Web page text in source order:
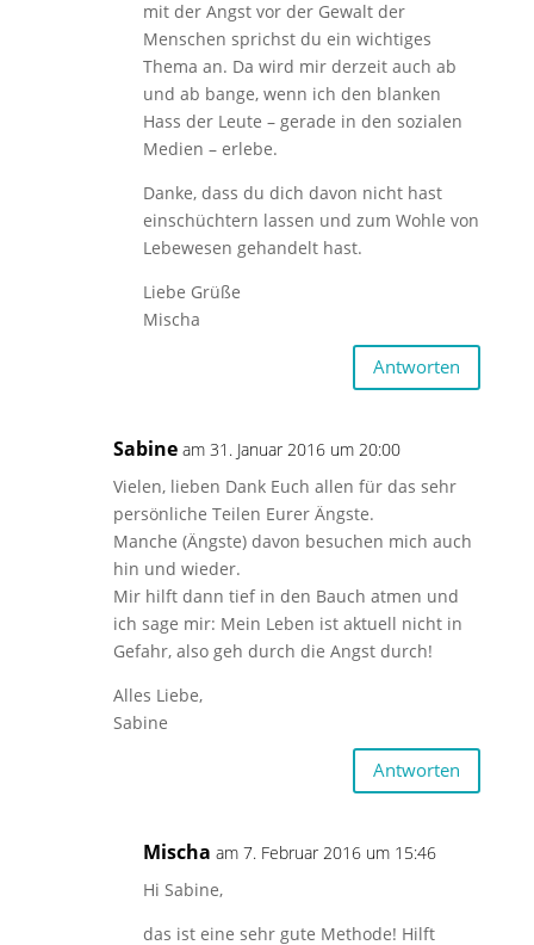
mit der Angst vor der Gewalt der
Menschen sprichst du ein wichtiges
Thema an. Da wird mir derzeit auch ab
und ab bange, wenn ich den blanken
Hass der Leute – gerade in den sozialen
Medien – erlebe.
Danke, dass du dich davon nicht hast
einschüchtern lassen und zum Wohle von
Lebewesen gehandelt hast.
Liebe Grüße
Mischa
Antworten
Sabine am 31. Januar 2016 um 20:00
Vielen, lieben Dank Euch allen für das sehr
persönliche Teilen Eurer Ängste.
Manche (Ängste) davon besuchen mich auch
hin und wieder.
Mir hilft dann tief in den Bauch atmen und
ich sage mir: Mein Leben ist aktuell nicht in
Gefahr, also geh durch die Angst durch!
Alles Liebe,
Sabine
Antworten
Mischa am 7. Februar 2016 um 15:46
Hi Sabine,
das ist eine sehr gute Methode! Hilft